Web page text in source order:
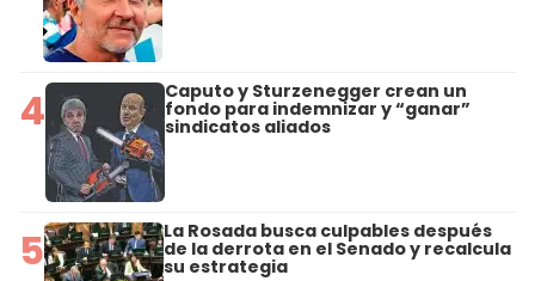
4 Caputo y Sturzenegger crean un
fondo para indemnizar y “ganar”
sindicatos aliados
5 La Rosada busca culpables después
de la derrota en el Senado y recalcula
su estrategia